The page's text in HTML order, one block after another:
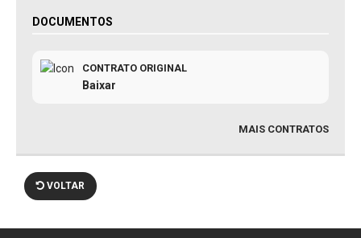
DOCUMENTOS
CONTRATO ORIGINAL
Baixar
MAIS CONTRATOS
VOLTAR